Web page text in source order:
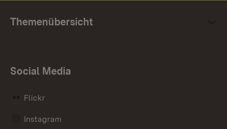
Themenübersicht
Social Media
Flickr
Instagram